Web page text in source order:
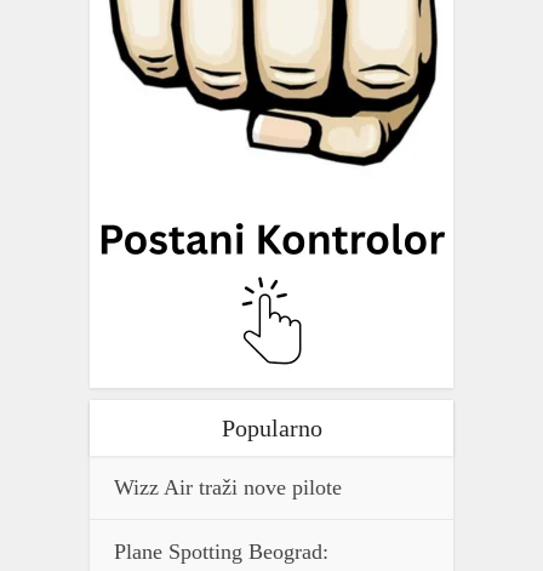
Popularno
Wizz Air traži nove pilote
Plane Spotting Beograd: